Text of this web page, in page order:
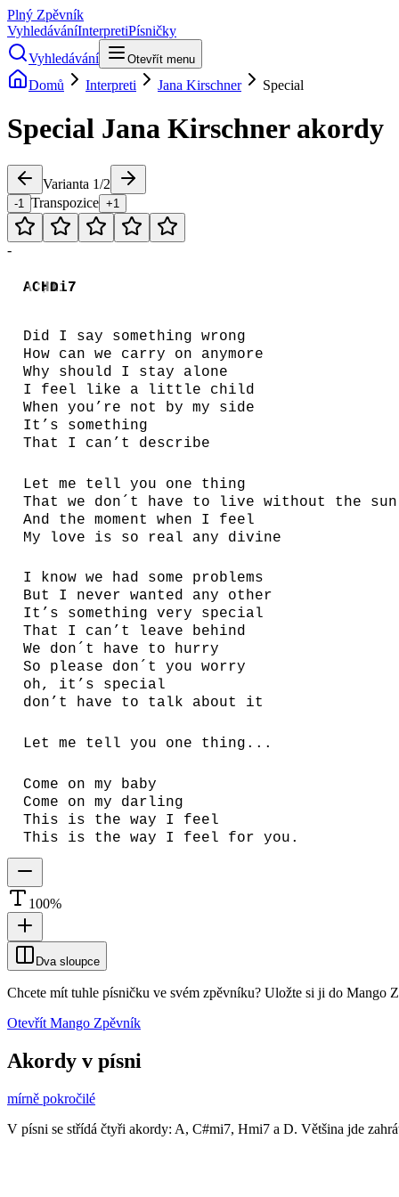
Plný Zpěvník
VyhledáváníInterpretiPísničky
Vyhledávání
Otevřít menu
Domů Interpreti Jana Kirschner Special
Special Jana Kirschnerakordy
Varianta 1/2
-1 Transpozice +1
-
AC♯mi7
Hmi7
D
Did I say something wrong
How can we carry on anymore
Why should I stay alone
I feel like a little child
When you’re not by my side
It’s something
That I can’t describe
Let me tell you one thing
That we don´t have to live without the sun
And the moment when I feel
My love is so real any divine
I know we had some problems
But I never wanted any other
It’s something very special
That I can’t leave behind
We don´t have to hurry
So please don´t you worry
oh, it’s special
don’t have to talk about it
Let me tell you one thing...
Come on my baby
Come on my darling
This is the way I feel
This is the way I feel for you.
100%
Dva sloupce
Chcete mít tuhle písničku ve svém zpěvníku? Uložte si ji do Mango
Otevřít Mango Zpěvník
Akordy v písni
mírně pokročilé
V písni se střídá čtyři akordy: A, C#mi7, Hmi7 a D. Většina jde